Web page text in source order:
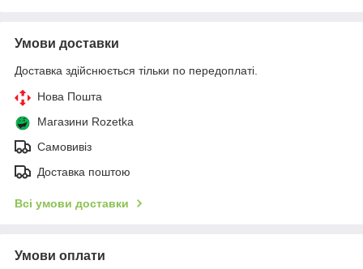
Умови доставки
Доставка здійснюється тільки по передоплаті.
Нова Пошта
Магазини Rozetka
Самовивіз
Доставка поштою
Всі умови доставки
Умови оплати